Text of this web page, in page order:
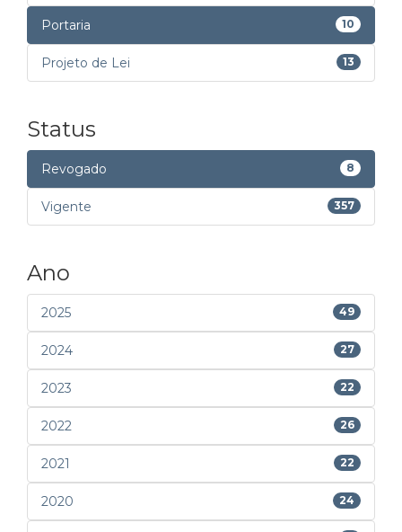
Portaria 10
Projeto de Lei 13
Status
Revogado 8
Vigente 357
Ano
2025 49
2024 27
2023 22
2022 26
2021 22
2020 24